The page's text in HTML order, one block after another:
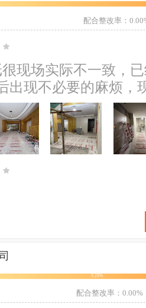
检查墙面平整度，及
响后续工作。 12、
配合整改率：
现场实际不一致，
出现不必要的麻烦，
场实际不一致，已经
出现不必要的麻烦
花吊顶的数量跟面积
要等具体方案确定以
吊顶的数量跟面积与
等具体方案确定以后
场核对地面找平，
程量，现场核对地面
际不一致，要求按照
期。现场已经沟通清
9.25%
配合整改率 ：0.00%